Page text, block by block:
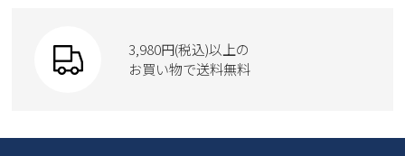
moz
Parade
GAP
new balance
瞬足
3,980円(税込)以上の
お買い物で送料無料